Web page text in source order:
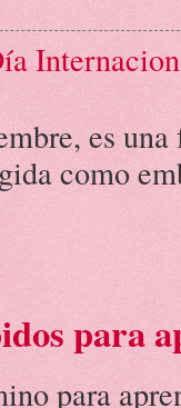
es
como
para
para